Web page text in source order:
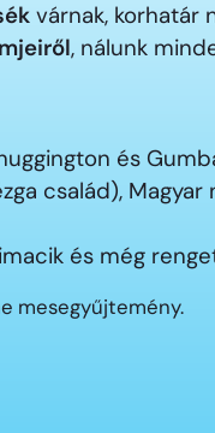
várnak, korhatár
, nálunk
és
család),
és még
mesegyűjtemény.